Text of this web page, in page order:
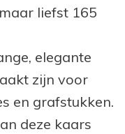
liefst 165
elegante
zijn voor
en grafstukken.
deze kaars